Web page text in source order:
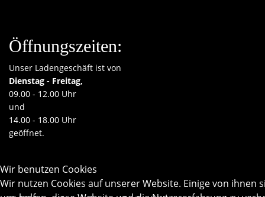
Öffnungszeiten:
Unser Ladengeschäft ist von
Dienstag - Freitag,
09.00 - 12.00 Uhr
und
14.00 - 18.00 Uhr
geöffnet.
Wir benutzen Cookies
Wir nutzen Cookies auf unserer Website. Einige von